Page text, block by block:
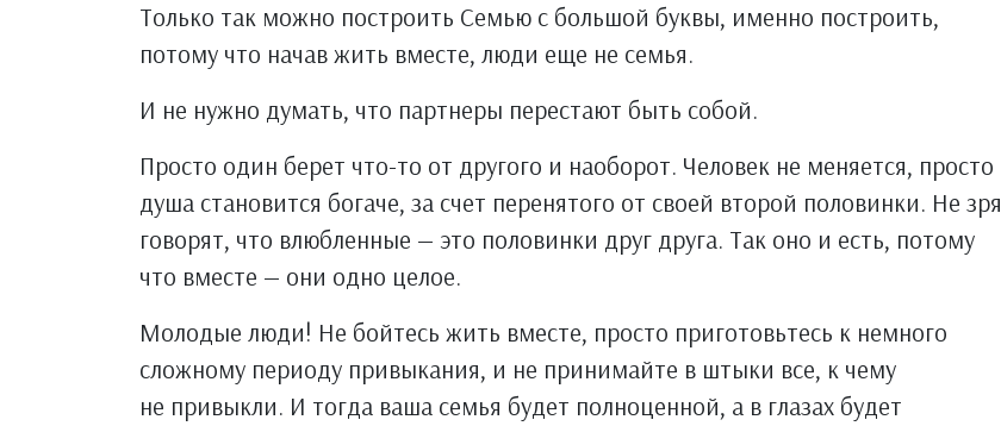
Только так можно построить Семью с большой буквы, именно построить,
потому что начав жить вместе, люди еще не семья.
И не нужно думать, что партнеры перестают быть собой.
Просто один берет что-то от другого и наоборот. Человек не меняется, просто
душа становится богаче, за счет перенятого от своей второй половинки. Не зря
говорят, что влюбленные — это половинки друг друга. Так оно и есть, потому
что вместе — они одно целое.
Молодые люди! Не бойтесь жить вместе, просто приготовьтесь к немного
сложному периоду привыкания, и не принимайте в штыки все, к чему
не привыкли. И тогда ваша семья будет полноценной, а в глазах будет